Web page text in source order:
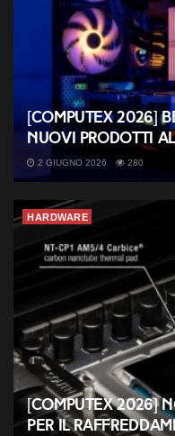
[COMPUTEX
nuovi prodotti al
2 GIUGNO 2026 280
HARDWARE
[COMPUTEX
per il